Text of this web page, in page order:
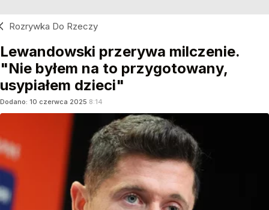
Rozrywka Do Rzeczy
Lewandowski przerywa milczenie.
"Nie byłem na to przygotowany,
usypiałem dzieci"
Dodano: 10 czerwca 2025 8:14